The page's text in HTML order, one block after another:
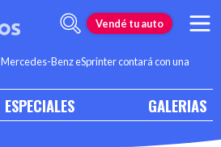
Vendé tu auto
Mercedes-Benz eSprinter contará con una
ESPECIALES GALERIAS